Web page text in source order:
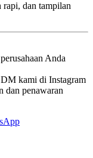
rapi, dan tampilan
Anda
kami di Instagram
dan penawaran